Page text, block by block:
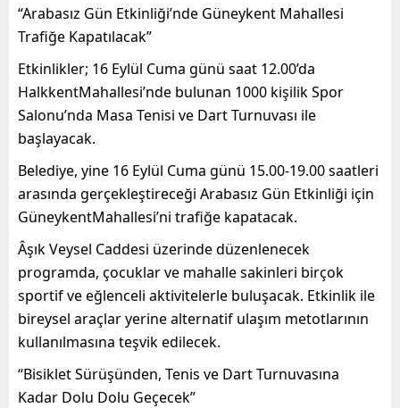
“Arabasız Gün Etkinliği’nde Güneykent Mahallesi
Trafiğe Kapatılacak”
Etkinlikler; 16 Eylül Cuma günü saat 12.00’da
HalkkentMahallesi’nde bulunan 1000 kişilikSpor
Salonu’nda Masa Tenisi ve Dart Turnuvası ile
başlayacak.
Belediye, yine 16 Eylül Cuma günü 15.00-19.00 saatleri
arasında gerçekleştireceği Arabasız Gün Etkinliği için
GüneykentMahallesi’ni trafiğe kapatacak.
ÂşıkVeysel Caddesi üzerinde düzenlenecek
programda, çocuklar ve mahalle sakinleri birçok
sportif ve eğlenceli aktivitelerle buluşacak. Etkinlik ile
bireysel araçlar yerine alternatif ulaşım metotlarının
kullanılmasına teşvikedilecek.
“Bisiklet Sürüşünden, Tenis ve Dart Turnuvasına
Kadar Dolu Dolu Geçecek”